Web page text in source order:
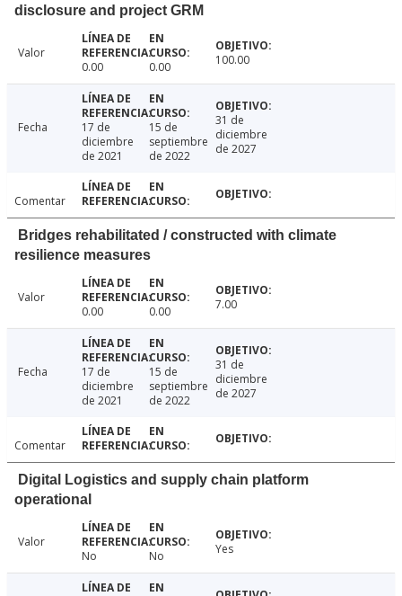
disclosure and project GRM
Valor
0.00
0.00 100.00
Fecha
17 de
diciembre
de 2021
15 de
septiembre
de 2022
31 de
diciembre
de 2027
Comentar
Bridges rehabilitated / constructed with climate
resilience measures
Valor
0.00
0.00 7.00
Fecha
17 de
diciembre
de 2021
15 de
septiembre
de 2022
31 de
diciembre
de 2027
Comentar
Digital Logistics and supply chain platform
operational
Valor
No
No Yes